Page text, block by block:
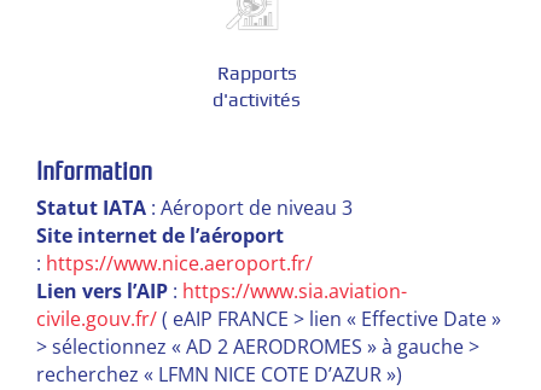
Rapports
d'activités
Information
Statut IATA: Aéroport de niveau 3
Site internet de l’aéroport
: https://www.nice.aeroport.fr/
Lien vers l’AIP: https://www.sia.aviation-
civile.gouv.fr/( eAIP FRANCE > lien « Effective Date »
> sélectionnez « AD 2 AERODROMES » à gauche >
recherchez « LFMN NICE COTE D’AZUR »)